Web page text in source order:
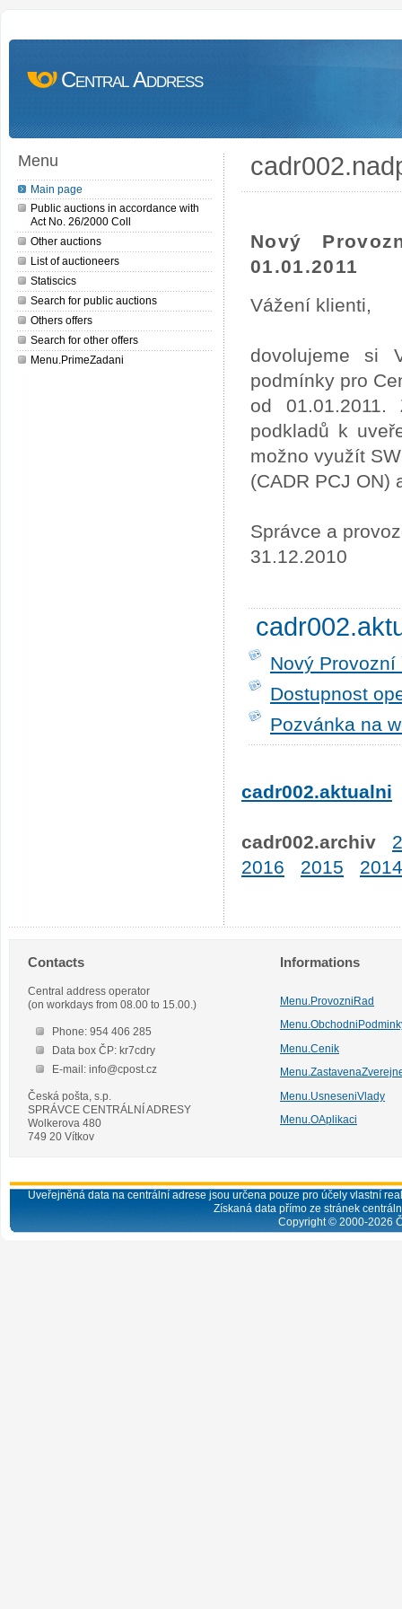
Central Address
Menu
Main page
Public auctions in accordance with
Act No. 26/2000 Coll
Other auctions
List of auctioneers
Statiscics
Search for public auctions
Others offers
Search for other offers
Menu.PrimeZadani
Nový
01.01.2011
Vážení klienti,
dovolujeme si
podmínky pro
od 01.01.2011.
podkladů k
možno využít
(CADR PCJ ON)
Správce a
31.12.2010
Nový
Dostupnost
Pozvánka na
cadr002.aktualni
cadr002.archiv
2016
2015 2014
Contacts
Central address operator
(on workdays from 08.00 to 15.00.)
Phone: 954 406 285
Data box ČP: kr7cdry
E-mail: info@cpost.cz
Česká pošta, s.p.
SPRÁVCE CENTRÁLNÍ ADRESY
Wolkerova 480
749 20 Vítkov
Informations
Menu.ProvozniRad
Menu.Cenik
Menu.UsneseniVlady
Menu.OAplikaci
Uveřejněná data na centrální adrese jsou určena pouze pro účely vlastní
Získaná data přímo ze stránek
Copyright © 2000-2026